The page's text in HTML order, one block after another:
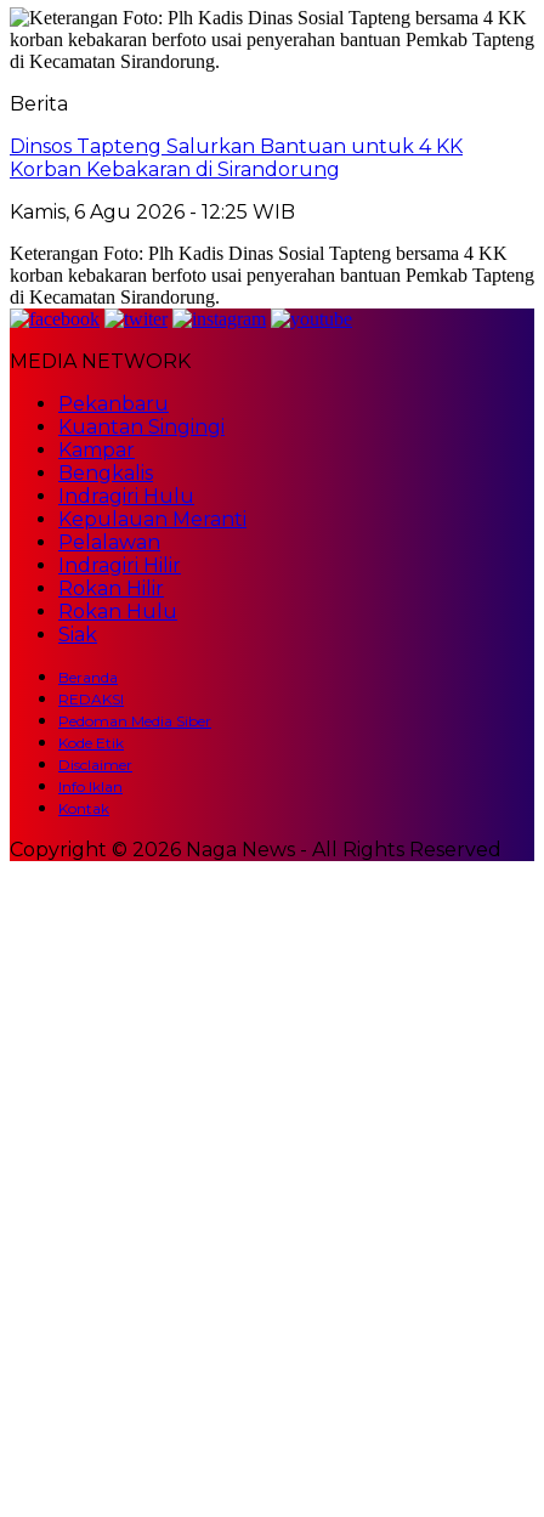
Berita
Dinsos Tapteng Salurkan Bantuan untuk 4 KK
Korban Kebakaran di Sirandorung
Kamis, 6 Agu 2026 - 12:25 WIB
Keterangan Foto: Plh Kadis Dinas Sosial Tapteng bersama 4 KK
korban kebakaran berfoto usai penyerahan bantuan Pemkab Tapteng
di Kecamatan Sirandorung.
MEDIA NETWORK
Pekanbaru
Kuantan Singingi
Kampar
Bengkalis
Indragiri Hulu
Kepulauan Meranti
Pelalawan
Indragiri Hilir
Rokan Hilir
Rokan Hulu
Siak
Beranda
REDAKSI
Pedoman Media Siber
Kode Etik
Disclaimer
Info Iklan
Kontak
Copyright © 2026 Naga News - All Rights Reserved